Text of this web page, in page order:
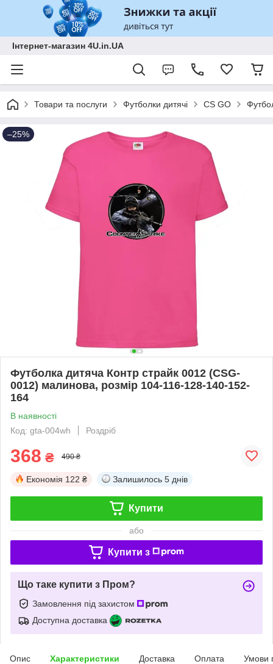
Інтернет-магазин 4U.in.UA
Товари та послуги Футболки дитячі CS GO
–25%
Футболка дитяча Контр страйк 0012 (CSG-
0012) малинова, розмір 104-116-128-140-152-
164
В наявності
Код: gta-004wh
Роздріб
368 ₴ 490 ₴
Економія 122 ₴ Залишилось 5 днів
Купити
або
Купити з
Що таке купити з Пром?
Замовлення під захистом
Доступна доставка
Опис Характеристики Доставка Оплата Умови